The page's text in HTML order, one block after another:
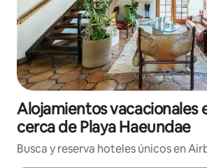
Alojamientos vacacionales
cerca de Playa Haeundae
Busca y reserva hoteles únicos en